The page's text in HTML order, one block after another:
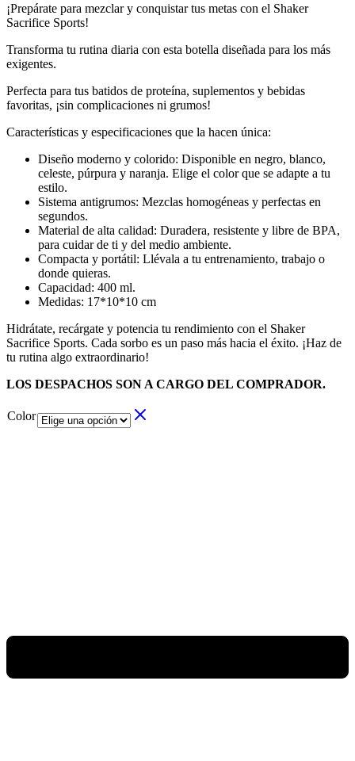
$5.990.$3.990.
¡Prepárate para mezclar y conquistar tus metas con el Shaker
Sacrifice Sports!
Transforma tu rutina diaria con esta botella diseñada para los más
exigentes.
Perfecta para tus batidos de proteína, suplementos y bebidas
favoritas, ¡sin complicaciones ni grumos!
Características y especificaciones que la hacen única:
Diseño moderno y colorido: Disponible en negro, blanco,
celeste, púrpura y naranja. Elige el color que se adapte a tu
estilo.
Sistema antigrumos: Mezclas homogéneas y perfectas en
segundos.
Material de alta calidad: Duradera, resistente y libre de BPA,
para cuidar de ti y del medio ambiente.
Compacta y portátil: Llévala a tu entrenamiento, trabajo o
donde quieras.
Capacidad: 400 ml.
Medidas: 17*10*10 cm
Hidrátate, recárgate y potencia tu rendimiento con el Shaker
Sacrifice Sports. Cada sorbo es un paso más hacia el éxito. ¡Haz de
tu rutina algo extraordinario!
LOS DESPACHOS SON A CARGO DEL COMPRADOR.
Color